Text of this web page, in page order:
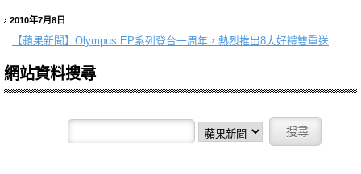
2010年7月8日
【蘋果新聞】 Olympus EP系列登台一周年，熱烈推出8大好禮雙重送
網站資料搜尋